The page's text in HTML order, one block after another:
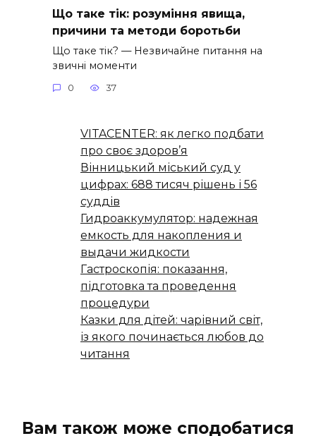
Що таке тік: розуміння явища,
причини та методи боротьби
Що таке тік? — Незвичайне питання на
звичні моменти
0 37
VITACENTER: як легко подбати
про своє здоров’я
Вінницький міський суд у
цифрах: 688 тисяч рішень і 56
суддів
Гидроаккумулятор: надежная
емкость для накопления и
выдачи жидкости
Гастроскопія: показання,
підготовка та проведення
процедури
Казки для дітей: чарівний світ,
із якого починається любов до
читання
Вам також може сподобатися